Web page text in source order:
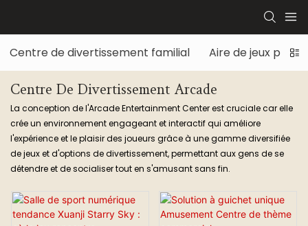
Centre de divertissement familial Aire de jeux pour
Centre De Divertissement Arcade
La conception de l'Arcade Entertainment Center est cruciale car elle
crée un environnement engageant et interactif qui améliore
l'expérience et le plaisir des joueurs grâce à une gamme diversifiée
de jeux et d'options de divertissement, permettant aux gens de se
détendre et de socialiser tout en s'amusant sans fin.